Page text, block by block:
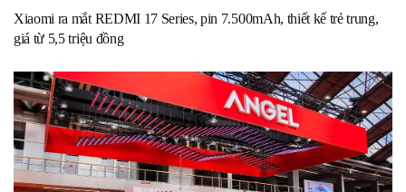
Xiaomi ra mắt REDMI 17 Series, pin 7.500mAh, thiết kế trẻ trung,
giá từ 5,5 triệu đồng